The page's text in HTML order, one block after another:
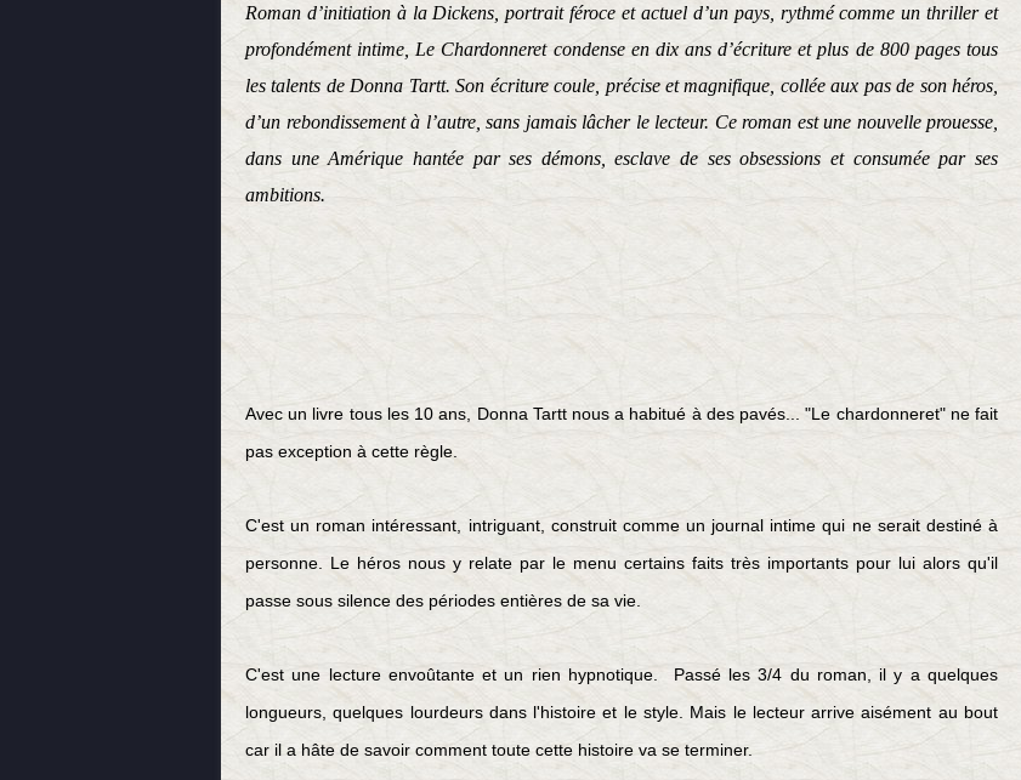
Roman d’initiation à la Dickens, portrait féroce et actuel d’un pays, rythmé comme un thriller et
profondément intime, Le Chardonneret condense en dix ans d’écriture et plus de 800 pages tous
les talents de Donna Tartt. Son écriture coule, précise et magnifique, collée aux pas de son héros,
d’un rebondissement à l’autre, sans jamais lâcher le lecteur. Ce roman est une nouvelle prouesse,
dans une Amérique hantée par ses démons, esclave de ses obsessions et consumée par ses
ambitions.
Avec un livre tous les 10 ans, Donna Tartt nous a habitué à des pavés... "Le chardonneret" ne fait
pas exception à cette règle.
C'est un roman intéressant, intriguant, construit comme un journal intime qui ne serait destiné à
personne. Le héros nous y relate par le menu certains faits très importants pour lui alors qu'il
passe sous silence des périodes entières de sa vie.
C'est une lecture envoûtante et un rien hypnotique. Passé les 3/4 du roman, il y a quelques
longueurs , quelques lourdeurs dans l'histoire et le style. Mais le lecteur arrive aisément au bout
car il a hâte de savoir comment toute cette histoire va se terminer.